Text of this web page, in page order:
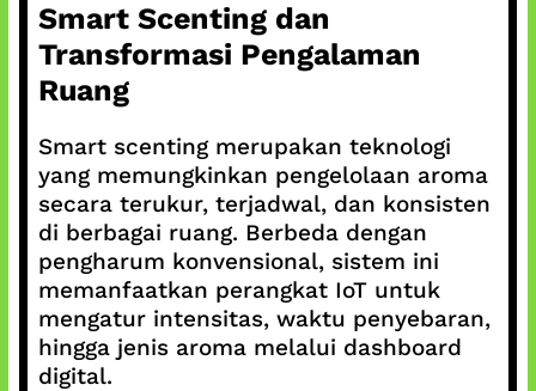
Smart Scenting dan
Transformasi Pengalaman
Ruang
Smart scenting merupakan teknologi
yang memungkinkan pengelolaan aroma
secara terukur, terjadwal, dan konsisten
di berbagai ruang. Berbeda dengan
pengharum konvensional, sistem ini
memanfaatkan perangkat IoT untuk
mengatur intensitas, waktu penyebaran,
hingga jenis aroma melalui dashboard
digital.